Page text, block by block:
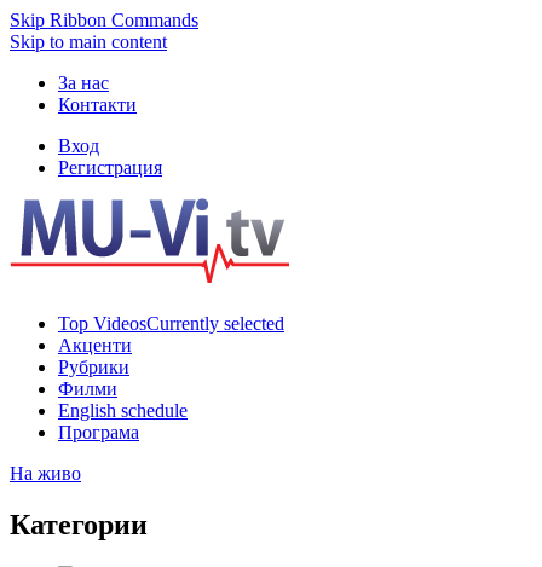
Skip Ribbon Commands
Skip to main content
За нас
Контакти
Вход
Регистрация
Top VideosCurrently selected
Акценти
Рубрики
Филми
English schedule
Програма
На живо
Категории